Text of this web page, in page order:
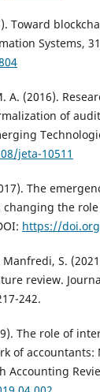
Toward
Systems,
A. (2016).
of
jeta-10511
The
the
https://
Manfredi, S.
review.
242.
The role of
of accountants: